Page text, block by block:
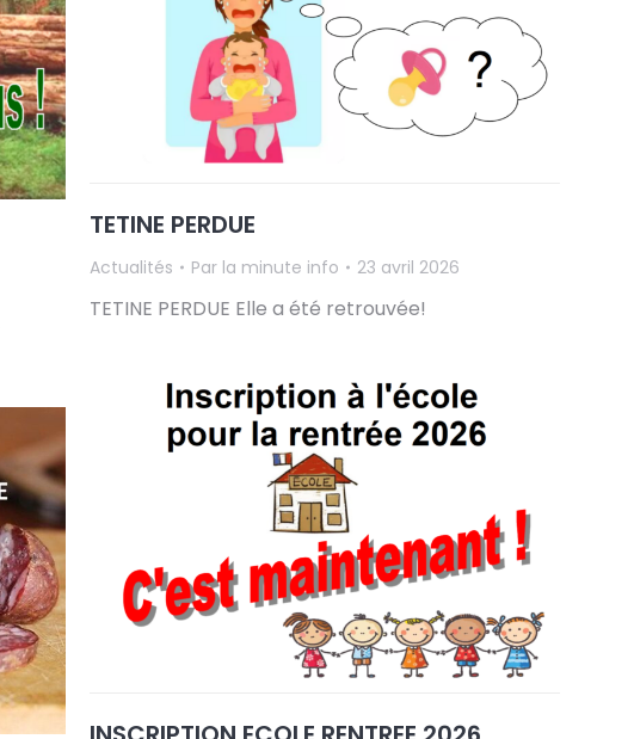
TETINE PERDUE
Actualités Par la minute info 23 avril 2026
TETINE PERDUE Elle a été retrouvée!